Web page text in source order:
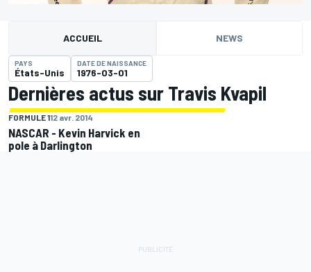
ACCUEIL NEWS
PAYS
États-Unis
DATE DE NAISSANCE
1976-03-01
Dernières actus sur Travis Kvapil
FORMULE 112 avr. 2014
NASCAR - Kevin Harvick en
pole à Darlington